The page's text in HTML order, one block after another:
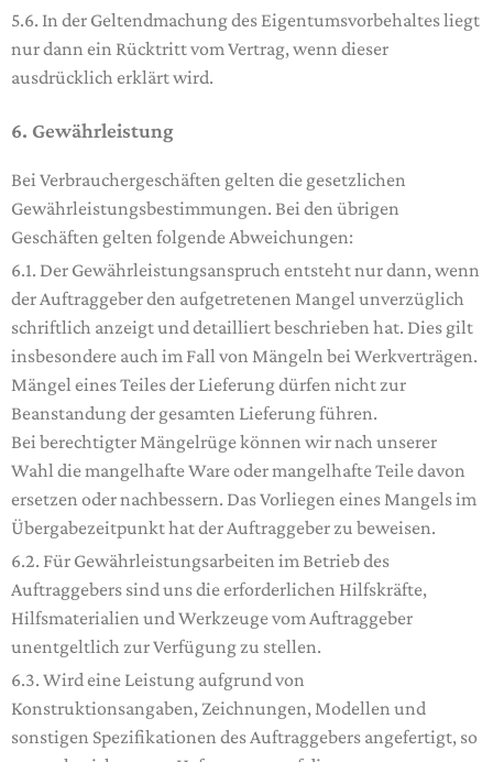
5.6. In der Geltendmachung des Eigentumsvorbehaltes liegt
nur dann ein Rücktritt vom Vertrag, wenn dieser
ausdrücklich erklärt wird.
6. Gewährleistung
Bei Verbrauchergeschäften gelten die gesetzlichen
Gewährleistungsbestimmungen. Bei den übrigen
Geschäften gelten folgende Abweichungen:
6.1. Der Gewährleistungsanspruch entsteht nur dann, wenn
der Auftraggeber den aufgetretenen Mangel unverzüglich
schriftlich anzeigt und detailliert beschrieben hat. Dies gilt
insbesondere auch im Fall von Mängeln bei Werkverträgen.
Mängel eines Teiles der Lieferung dürfen nicht zur
Beanstandung der gesamten Lieferung führen.
Bei berechtigter Mängelrüge können wir nach unserer
Wahl die mangelhafte Ware oder mangelhafte Teile davon
ersetzen oder nachbessern. Das Vorliegen eines Mangels im
Übergabezeitpunkt hat der Auftraggeber zu beweisen.
6.2. Für Gewährleistungsarbeiten im Betrieb des
Auftraggebers sind uns die erforderlichen Hilfskräfte,
Hilfsmaterialien und Werkzeuge vom Auftraggeber
unentgeltlich zur Verfügung zu stellen.
6.3. Wird eine Leistung aufgrund von
Konstruktionsangaben, Zeichnungen, Modellen und
sonstigen Spezifikationen des Auftraggebers angefertigt, so